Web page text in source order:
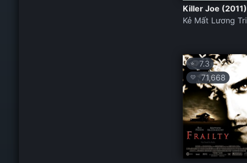
Killer Joe (2011)
Kẻ Mất Lương Tri
⭐ 7.3
💛 71,668